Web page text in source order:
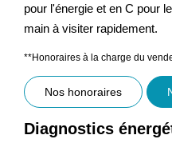
pour l'énergie et en C pour
main à visiter rapidement.
**Honoraires à la charge du
Nos honoraires
Diagnostics